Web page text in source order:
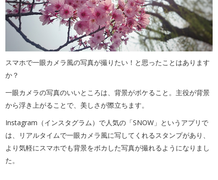
スマホで一眼カメラ風の写真が撮りたい！と思ったことはあります
か？
一眼カメラの写真のいいところは、背景がボケること。主役が背景
から浮き上がることで、美しさが際立ちます。
Instagram（インスタグラム）で人気の「SNOW」というアプリで
は、リアルタイムで一眼カメラ風に写してくれるスタンプがあり、
より気軽にスマホでも背景をボカした写真が撮れるようになりまし
た。